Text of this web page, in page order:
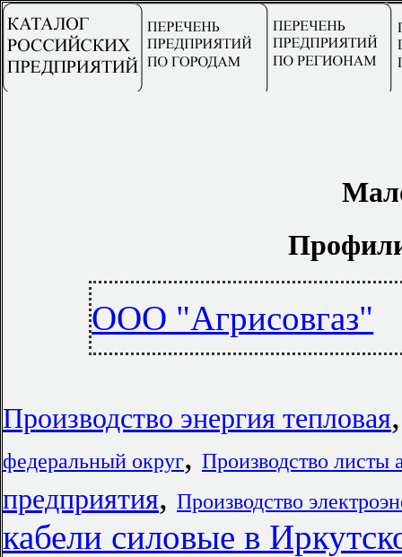
ООО "Агрисовгаз"
Производство энергия тепловая
федеральный округ, Производство листы
предприятия, Производство
кабели силовые в